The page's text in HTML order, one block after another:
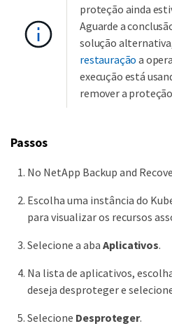
proteção ainda
Aguarde a
solução
restauração a
execução está
remover a
Passos
No NetApp Backup and
Escolha uma instância do
para visualizar os recursos
Selecione a aba Aplicativos.
Na lista de aplicativos,
deseja desproteger e
Selecione Desproteger.